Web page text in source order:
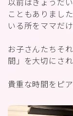
こともありまし
いる所をママだ
お子さんたちそ
間」を大切にさ
貴重な時間をピ